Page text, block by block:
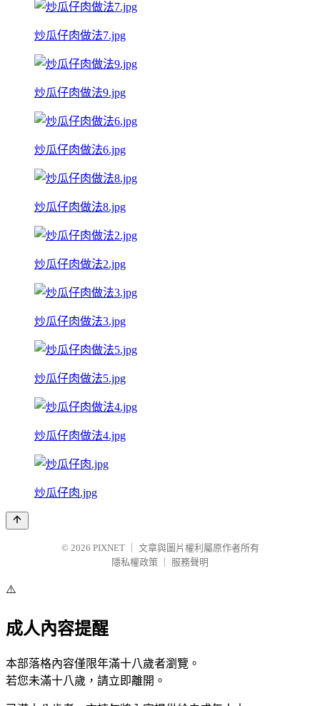
炒瓜仔肉做法7.jpg
炒瓜仔肉做法9.jpg
炒瓜仔肉做法6.jpg
炒瓜仔肉做法8.jpg
炒瓜仔肉做法2.jpg
炒瓜仔肉做法3.jpg
炒瓜仔肉做法5.jpg
炒瓜仔肉做法4.jpg
炒瓜仔肉.jpg
© 2026 PIXNET
文章與圖片權利屬原作者所有
隱私權政策
服務聲明
⚠️
成人內容提醒
本部落格內容僅限年滿十八歲者瀏覽。
若您未滿十八歲，請立即離開。